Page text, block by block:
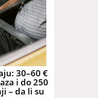
30–60 €
i do 250
– da li su